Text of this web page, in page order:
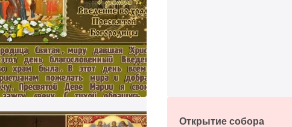
Открытие собора
Наш телеграм!
Напомним про праздник и пришлем поздравление!